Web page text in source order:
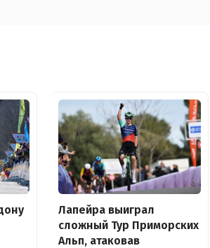
Лапейра выиграл
сложный Тур Приморских
Альп, атаковав